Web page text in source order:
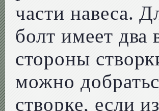
части навеса.
болт имеет
стороны
можно
створке, если